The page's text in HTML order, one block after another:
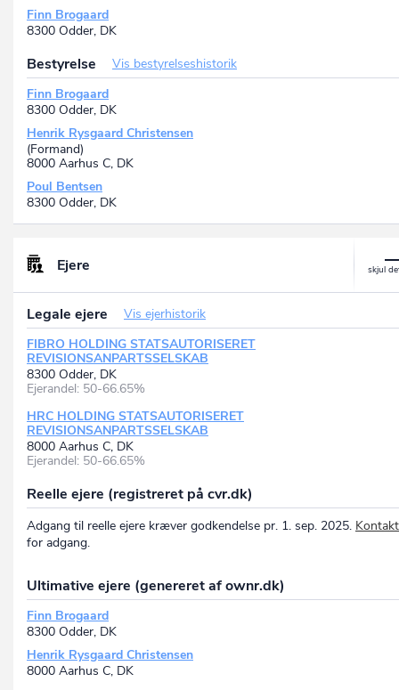
Finn Brogaard
8300 Odder, DK
Bestyrelse
Vis bestyrelseshistorik
Finn Brogaard
8300 Odder, DK
Henrik Rysgaard Christensen
(Formand)
8000 Aarhus C, DK
Poul Bentsen
8300 Odder, DK
Ejere
Legale ejere
Vis ejerhistorik
FIBRO HOLDING STATSAUTORISERET
REVISIONSANPARTSSELSKAB
8300 Odder, DK
Ejerandel: 50-66.65%
HRC HOLDING STATSAUTORISERET
REVISIONSANPARTSSELSKAB
8000 Aarhus C, DK
Ejerandel: 50-66.65%
Reelle ejere (registreret på cvr.dk)
Adgang til reelle ejere kræver godkendelse pr. 1. sep. 2025.
for adgang.
Ultimative ejere (genereret af ownr.dk)
Finn Brogaard
8300 Odder, DK
Henrik Rysgaard Christensen
8000 Aarhus C, DK